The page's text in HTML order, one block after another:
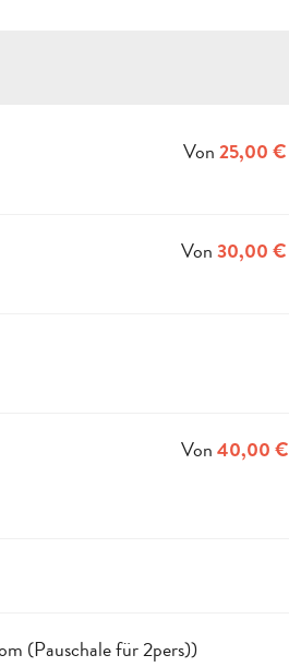
Von25,00 €
Von30,00 €
Von40,00 €
(Pauschale für 2pers))